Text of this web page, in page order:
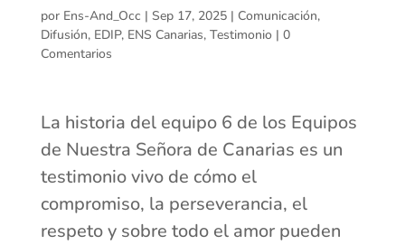
por Ens-And_Occ | Sep 17, 2025| Comunicación,
Difusión, EDIP, ENS Canarias, Testimonio| 0
Comentarios
La historia del equipo 6 de los Equipos
de Nuestra Señora de Canarias es un
testimonio vivo de cómo el
compromiso, la perseverancia, el
respeto y sobre todo el amor pueden